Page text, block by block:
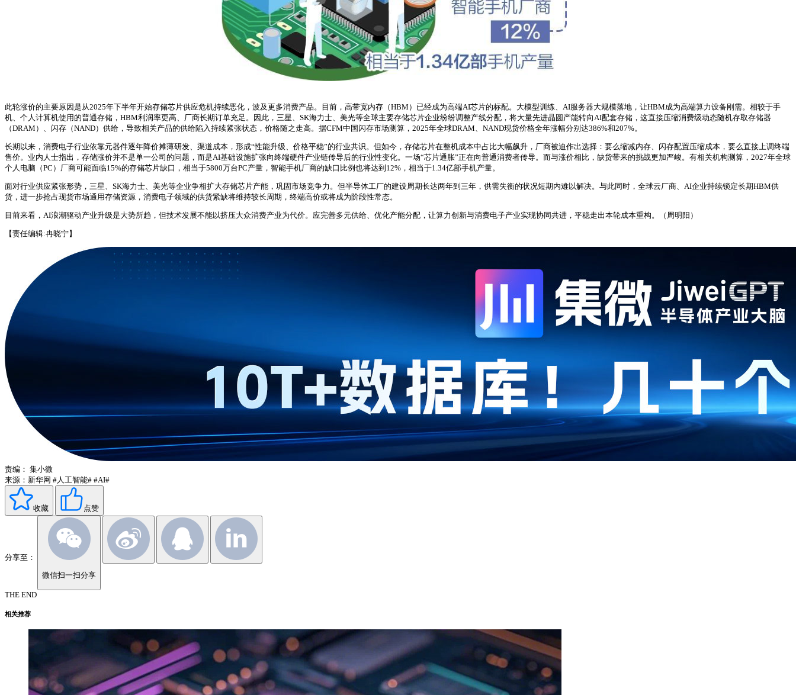
此轮涨价的主要原因是从2025年下半年开始存储芯片供应危机持续恶化，波及更多消费产品。目前，高带宽内存（HBM）已经成为高端AI芯片的标配。大模型训练、AI服务器大规模落地，让HBM成为高端算力设备刚需。相较于手
机、个人计算机使用的普通存储，HBM利润率更高、厂商长期订单充足。因此，三星、SK海力士、美光等全球主要存储芯片企业纷纷调整产线分配，将大量先进晶圆产能转向AI配套存储，这直接压缩消费级动态随机存取存储器
（DRAM）、闪存（NAND）供给，导致相关产品的供给陷入持续紧张状态，价格随之走高。据CFM中国闪存市场测算，2025年全球DRAM、NAND现货价格全年涨幅分别达386%和207%。
长期以来，消费电子行业依靠元器件逐年降价摊薄研发、渠道成本，形成“性能升级、价格平稳”的行业共识。但如今，存储芯片在整机成本中占比大幅飙升，厂商被迫作出选择：要么缩减内存、闪存配置压缩成本，要么直接上调终端
售价。业内人士指出，存储涨价并不是单一公司的问题，而是AI基础设施扩张向终端硬件产业链传导后的行业性变化。一场“芯片通胀”正在向普通消费者传导。而与涨价相比，缺货带来的挑战更加严峻。有相关机构测算，2027年全球
个人电脑（PC）厂商可能面临15%的存储芯片缺口，相当于5800万台PC产量，智能手机厂商的缺口比例也将达到12%，相当于1.34亿部手机产量。
面对行业供应紧张形势，三星、SK海力士、美光等企业争相扩大存储芯片产能，巩固市场竞争力。但半导体工厂的建设周期长达两年到三年，供需失衡的状况短期内难以解决。与此同时，全球云厂商、AI企业持续锁定长期HBM供
货，进一步抢占现货市场通用存储资源，消费电子领域的供货紧缺将维持较长周期，终端高价或将成为阶段性常态。
目前来看，AI浪潮驱动产业升级是大势所趋，但技术发展不能以挤压大众消费产业为代价。应完善多元供给、优化产能分配，让算力创新与消费电子产业实现协同共进，平稳走出本轮成本重构。（周明阳）
【责任编辑:冉晓宁】
责编： 集小微
来源：新华网 #人工智能# #AI#
收藏 点赞
分享至：
微信扫一扫分享
THE END
相关推荐